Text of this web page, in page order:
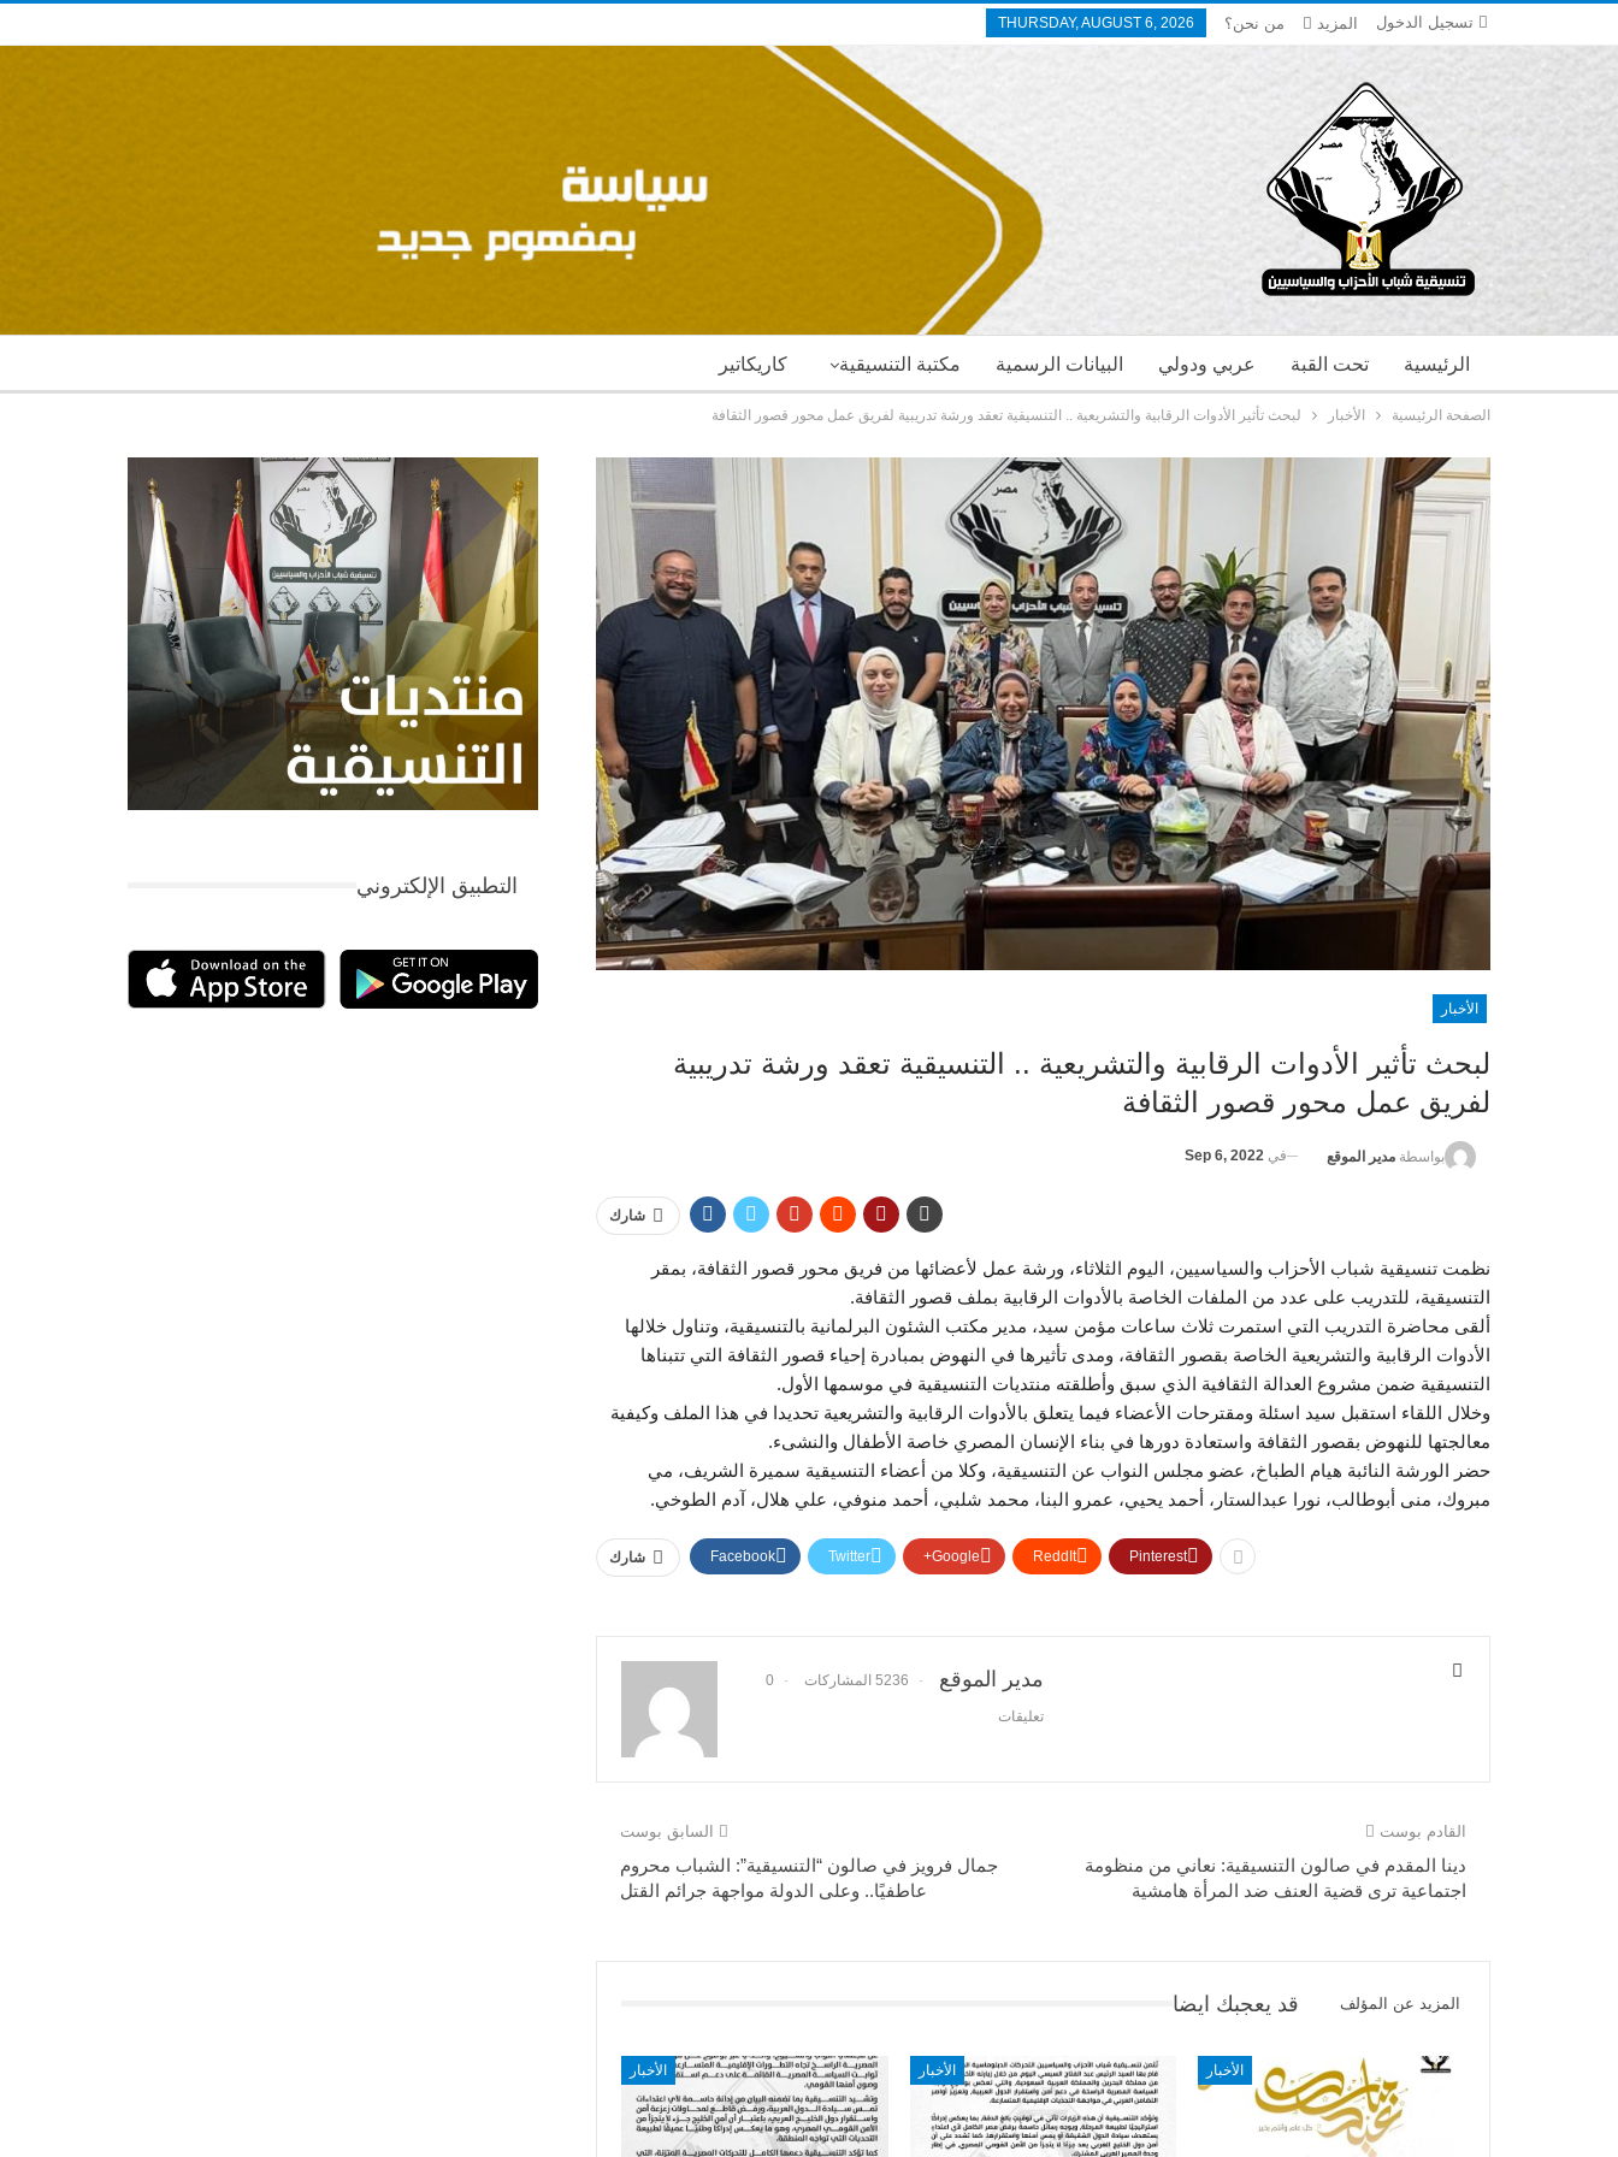
تسجيل الدخول THURSDAY, AUGUST 6, 2026 من نحن؟ المزيد
كاريكاتير مكتبة التنسيقية البيانات الرسمية عربي ودولي تحت القبة الرئيسية
الصفحة الرئيسية الأخبار لبحث تأثير الأدوات الرقابية والتشريعية .. التنسيقية تعقد ورشة تدريبية لفريق عمل محور قصور الثقافة
الأخبار
لبحث تأثير الأدوات الرقابية والتشريعية .. التنسيقية تعقد ورشة تدريبية
لفريق عمل محور قصور الثقافة
بواسطة مدير الموقع في Sep 6, 2022
شارك
نظمت تنسيقية شباب الأحزاب والسياسيين، اليوم الثلاثاء، ورشة عمل لأعضائها من فريق محور قصور الثقافة، بمقر
التنسيقية، للتدريب على عدد من الملفات الخاصة بالأدوات الرقابية بملف قصور الثقافة.
ألقى محاضرة التدريب التي استمرت ثلاث ساعات مؤمن سيد، مدير مكتب الشئون البرلمانية بالتنسيقية، وتناول خلالها
الأدوات الرقابية والتشريعية الخاصة بقصور الثقافة، ومدى تأثيرها في النهوض بمبادرة إحياء قصور الثقافة التي تتبناها
التنسيقية ضمن مشروع العدالة الثقافية الذي سبق وأطلقته منتديات التنسيقية في موسمها الأول.
وخلال اللقاء استقبل سيد اسئلة ومقترحات الأعضاء فيما يتعلق بالأدوات الرقابية والتشريعية تحديدا في هذا الملف وكيفية
معالجتها للنهوض بقصور الثقافة واستعادة دورها في بناء الإنسان المصري خاصة الأطفال والنشىء.
حضر الورشة النائبة هيام الطباخ، عضو مجلس النواب عن التنسيقية، وكلا من أعضاء التنسيقية سميرة الشريف، مي
مبروك، منى أبوطالب، نورا عبدالستار، أحمد يحيي، عمرو البنا، محمد شلبي، أحمد منوفي، علي هلال، آدم الطوخي.
شارك Facebook Twitter Google+ ReddIt Pinterest
مدير الموقع 5236 المشاركات 0
تعليقات
السابق بوست
جمال فرويز في صالون “التنسيقية”: الشباب محروم
عاطفيًا.. وعلى الدولة مواجهة جرائم القتل
القادم بوست
دينا المقدم في صالون التنسيقية: نعاني من منظومة
اجتماعية ترى قضية العنف ضد المرأة هامشية
قد يعجبك ايضا المزيد عن المؤلف
الأخبار الأخبار الأخبار
التطبيق الإلكتروني